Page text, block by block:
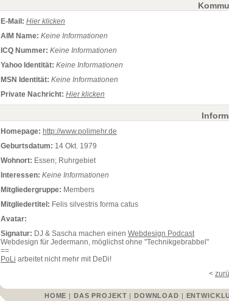
E-Mail: Hier klicken
AIM Name: Keine Informationen
ICQ Nummer: Keine Informationen
Yahoo Identität: Keine Informationen
MSN Identität: Keine Informationen
Private Nachricht: Hier klicken
Homepage: http://www.polimehr.de
Geburtsdatum: 14 Okt. 1979
Wohnort: Essen; Ruhrgebiet
Interessen: Keine Informationen
Mitgliedergruppe: Members
Mitgliedertitel: Felis silvestris forma catus
Avatar:
Signatur: DJ & Sascha machen einen Webdesign Podcast
Webdesign für Jedermann, möglichst ohne "Technikgebrabbel"
==
PoLi arbeitet nicht mehr mit DeDi!
<
HOME | DAS PROJEKT | DOWNLOAD |